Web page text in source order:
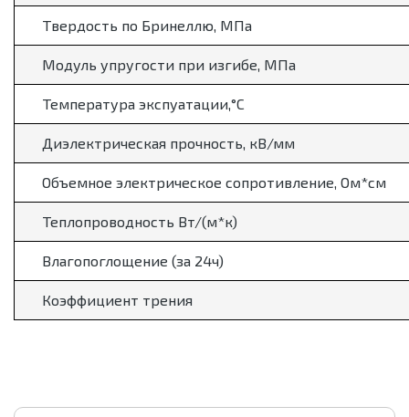
Твердость по Бринеллю, МПа
Модуль упругости при изгибе, МПа
Температура экспуатации,°С
Диэлектрическая прочность, кВ/мм
Объемное электрическое сопротивление, Ом*см
Теплопроводность Вт/(м*к)
Влагопоглощение (за 24ч)
Коэффициент трения